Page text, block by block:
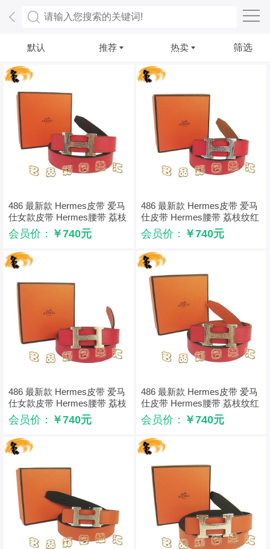
默认 推荐 热卖 筛选
486 最新款 Hermes皮带 爱马
仕女款皮带 Hermes腰带 荔枝
纹红配黑 金扣3cm
会员价： ￥740元
486 最新款 Hermes皮带 爱马
仕皮带 Hermes腰带 荔枝纹红
配啡 银扣3cm
会员价： ￥740元
486 最新款 Hermes皮带 爱马
仕女款皮带 Hermes腰带 荔枝
纹红配橙 浅金扣3cm
会员价： ￥740元
486 最新款 Hermes皮带 爱马
仕皮带 Hermes腰带 荔枝纹红
配橙 金扣3cm
会员价： ￥740元